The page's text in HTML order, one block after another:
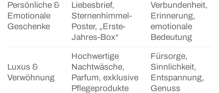
Persönliche &
Emotionale
Geschenke
Liebesbrief,
Sternenhimmel-
Poster, „Erste-
Jahres-Box“
Verbundenheit,
Erinnerung,
emotionale
Bedeutung
Luxus &
Verwöhnung
Hochwertige
Nachtwäsche,
Parfum, exklusive
Pflegeprodukte
Fürsorge,
Sinnlichkeit,
Entspannung,
Genuss